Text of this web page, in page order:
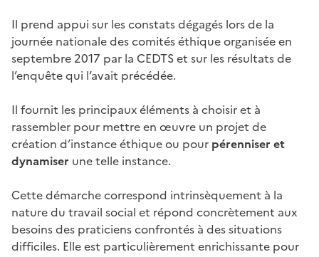
Il prend appui sur les constats dégagés lors de la
journée nationale des comités éthique organisée en
septembre 2017 par la CEDTS et sur les résultats de
l’enquête qui l’avait précédée.
Il fournit les principaux éléments à choisir et à
rassembler pour mettre en œuvre un projet de
création d’instance éthique ou pour pérenniser et
dynamiser une telle instance.
Cette démarche correspond intrinsèquement à la
nature du travail social et répond concrètement aux
besoins des praticiens confrontés à des situations
difficiles. Elle est particulièrement enrichissante pour